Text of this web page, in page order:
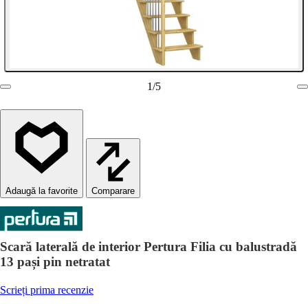
1/5
Comparare
Scară laterală de interior Pertura Filia cu balustradă
13 pași pin netratat
Scrieți prima recenzie